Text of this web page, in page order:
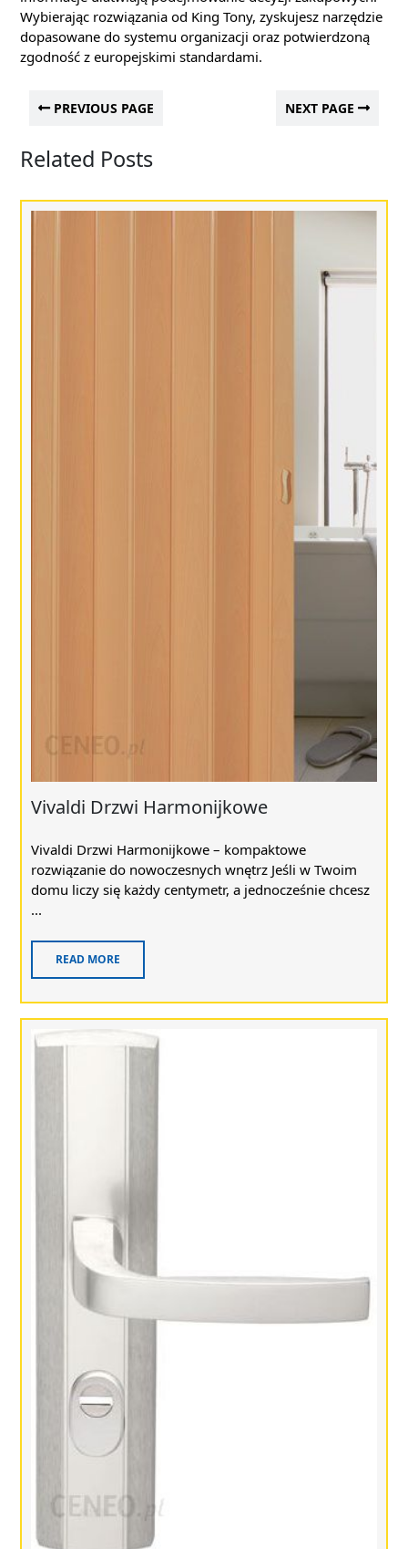
Wybierając rozwiązania od King Tony, zyskujesz narzędzie
dopasowane do systemu organizacji oraz potwierdzoną
zgodność z europejskimi standardami.
PREVIOUS PAGE NEXT PAGE
Related Posts
Vivaldi Drzwi Harmonijkowe
Vivaldi Drzwi Harmonijkowe – kompaktowe
rozwiązanie do nowoczesnych wnętrz Jeśli w Twoim
domu liczy się każdy centymetr, a jednocześnie chcesz
...
READ MORE